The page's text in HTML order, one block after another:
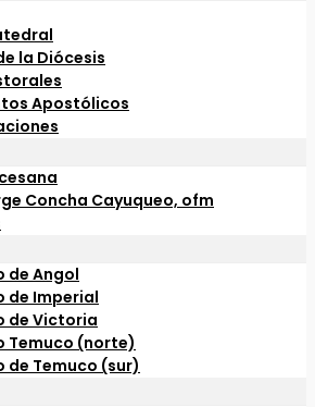
la Diócesis
Apostólicos
Concha Cayuqueo, ofm
de Angol
de Imperial
de Victoria
Temuco (norte)
de Temuco (sur)